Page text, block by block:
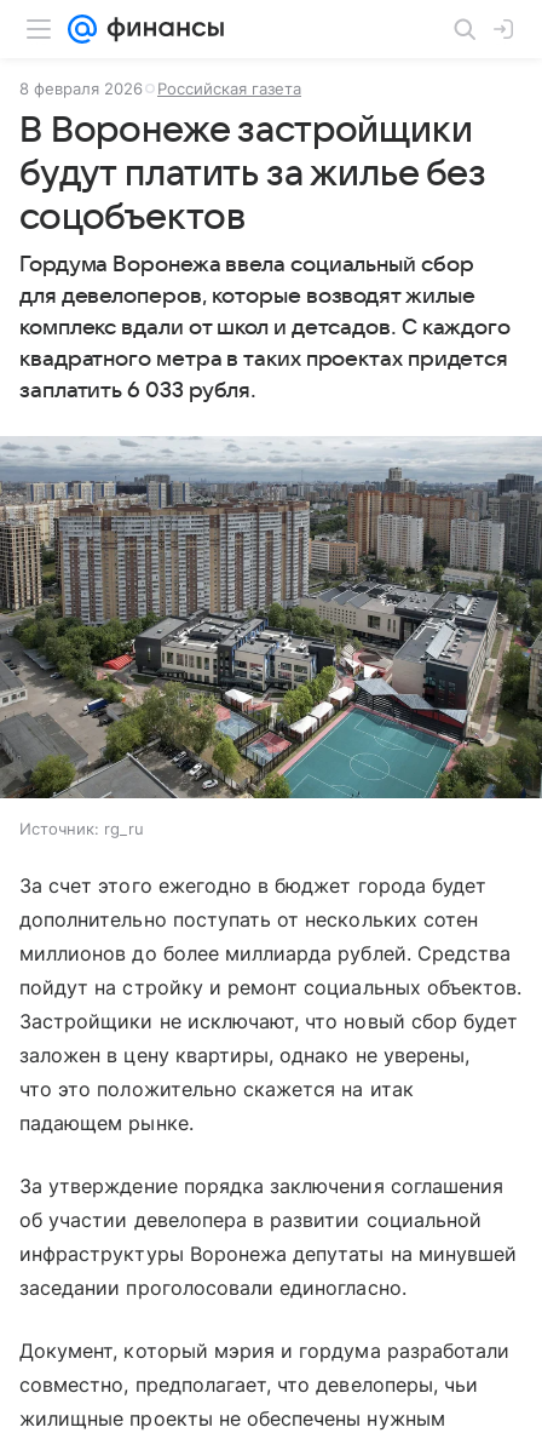
8 февраля 2026 Российская газета
В Воронеже застройщики
будут платить за жилье без
соцобъектов
Гордума Воронежа ввела социальный сбор
для девелоперов, которые возводят жилые
комплекс вдали от школ и детсадов. С каждого
квадратного метра в таких проектах придется
заплатить 6 033 рубля.
Источник: rg_ru
За счет этого ежегодно в бюджет города будет
дополнительно поступать от нескольких сотен
миллионов до более миллиарда рублей. Средства
пойдут на стройку и ремонт социальных объектов.
Застройщики не исключают, что новый сбор будет
заложен в цену квартиры, однако не уверены,
что это положительно скажется на итак
падающем рынке.
За утверждение порядка заключения соглашения
об участии девелопера в развитии социальной
инфраструктуры Воронежа депутаты на минувшей
заседании проголосовали единогласно.
Документ, который мэрия и гордума разработали
совместно, предполагает, что девелоперы, чьи
жилищные проекты не обеспечены нужным